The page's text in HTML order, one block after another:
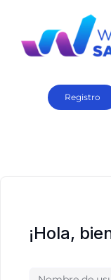
Registro
¡Hola,